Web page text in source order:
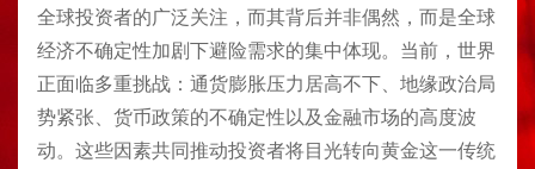
全球投资者的广泛关注，而其背后并非偶然，而是全球
经济不确定性加剧下避险需求的集中体现。当前，世界
正面临多重挑战：通货膨胀压力居高不下、地缘政治局
势紧张、货币政策的不确定性以及金融市场的高度波
动。这些因素共同推动投资者将目光转向黄金这一传统